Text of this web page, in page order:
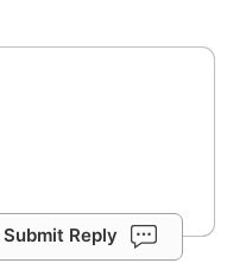
Submit Reply